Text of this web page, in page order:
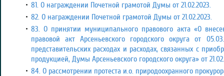
81. О награждении Почетной грамотой Думы от 21.02.2023.
82. О награждении Почетной грамотой Думы от 21.02.2023.
83. О принятии муниципального правового акта «О
правовой акт Арсеньевского городского округа от
представительских расходах и расходах, связанных с
продукцией, Думы Арсеньевского городского округа» от
84. О рассмотрении протеста и.о. природоохранного